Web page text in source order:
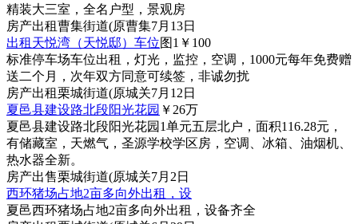
精装大三室，全名户型，景观房
房产出租曹集街道(原曹集7月13日
出租天悦湾（天悦邸）车位图1 ￥100
标准停车场车位出租，灯光，监控，空调，1000元每年免费赠
送二个月，次年双方同意可续签，非诚勿扰
房产出租栗城街道(原城关7月12日
夏邑县建设路北段阳光花园 ￥26万
夏邑县建设路北段阳光花园1单元五层北户，面积116.28元，
有储藏室，天燃气，圣源学校学区房，空调、冰箱、油烟机、
热水器全新。
房产出售栗城街道(原城关7月2日
西环猪场占地2亩多向外出租，设
夏邑西环猪场占地2亩多向外出租，设备齐全